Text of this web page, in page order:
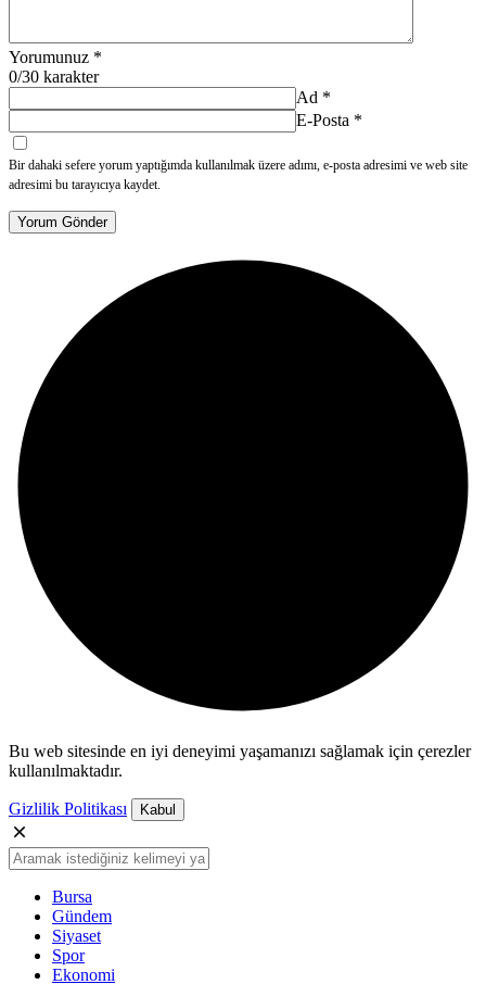
Yorumunuz *
0/30 karakter
Ad *
E-Posta *
Bir dahaki sefere yorum yaptığımda kullanılmak üzere adımı, e-posta adresimi ve web site
adresimi bu tarayıcıya kaydet.
Yorum Gönder
Bu web sitesinde en iyi deneyimi yaşamanızı sağlamak için çerezler
kullanılmaktadır.
Gizlilik Politikası Kabul
Bursa
Gündem
Siyaset
Spor
Ekonomi